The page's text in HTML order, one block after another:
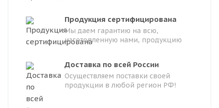
Продукция сертифицирована
Мы даем гарантию на всю,
изготовленную нами, продукцию
Доставка по всей России
Осуществляем поставки своей
продукции в любой регион РФ!